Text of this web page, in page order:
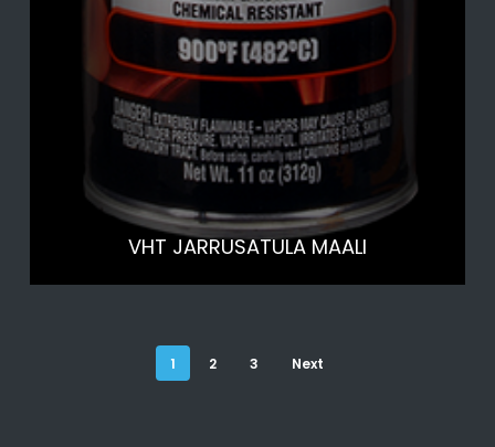
VHT JARRUSATULA MAALI
1 2 3 Next